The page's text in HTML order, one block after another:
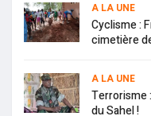
A LA UNE
Cyclisme :
cimetière
A LA UNE
Terrorisme
du Sahel !